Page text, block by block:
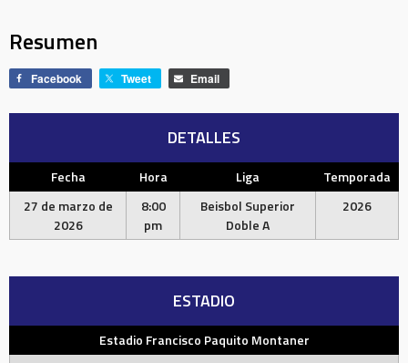
Resumen
Facebook Tweet Email
DETALLES
Fecha Hora Liga
Temporada
27 de marzo de
2026
8:00
pm
Beisbol Superior
Doble A
2026
ESTADIO
Estadio Francisco Paquito Montaner